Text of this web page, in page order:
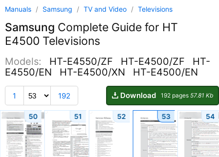
Manuals / Samsung / TV and Video / Televisions
Samsung Complete Guide for HT
E4500 Televisions
Models: HT-E4550/ZF HT-E4500/ZF
HT-
E4550/EN
HT-E4500/XN HT-E4500/EN
1 192 Download 192 pages 57.81 Kb
50 51 52 53 54